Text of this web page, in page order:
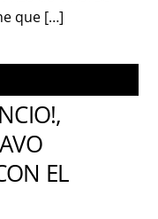
que […]
EL